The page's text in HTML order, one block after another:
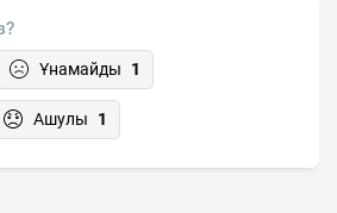
Ұнамайды 1
Ашулы 1